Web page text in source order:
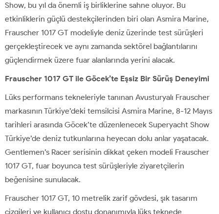
Show, bu yıl da önemli iş birliklerine sahne oluyor. Bu
etkinliklerin güçlü destekçilerinden biri olan Asmira Marine,
Frauscher 1017 GT modeliyle deniz üzerinde test sürüşleri
gerçekleştirecek ve aynı zamanda sektörel bağlantılarını
güçlendirmek üzere fuar alanlarında yerini alacak.
Frauscher 1017 GT ile Göcek’te Eşsiz Bir Sürüş Deneyimi
Lüks performans tekneleriyle tanınan Avusturyalı Frauscher
markasının Türkiye’deki temsilcisi Asmira Marine, 8-12 Mayıs
tarihleri arasında Göcek’te düzenlenecek Superyacht Show
Türkiye’de deniz tutkunlarına heyecan dolu anlar yaşatacak.
Gentlemen’s Racer serisinin dikkat çeken modeli Frauscher
1017 GT, fuar boyunca test sürüşleriyle ziyaretçilerin
beğenisine sunulacak.
Frauscher 1017 GT, 10 metrelik zarif gövdesi, şık tasarım
çizgileri ve kullanıcı dostu donanımıyla lüks teknede